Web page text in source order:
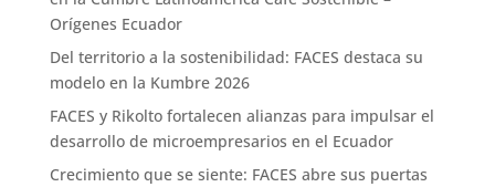
Orígenes Ecuador
Del territorio a la sostenibilidad: FACES destaca su
modelo en la Kumbre 2026
FACES y Rikolto fortalecen alianzas para impulsar el
desarrollo de microempresarios en el Ecuador
Crecimiento que se siente: FACES abre sus puertas